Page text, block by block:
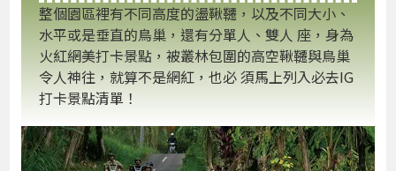
整個園區裡有不同高度的盪鞦韆，以及不同大小、
水平或是垂直的鳥巢，還有分單人、雙人 座，身為
火紅網美打卡景點，被叢林包圍的高空鞦韆與鳥巢
令人神往，就算不是網紅，也必 須馬上列入必去IG
打卡景點清單！